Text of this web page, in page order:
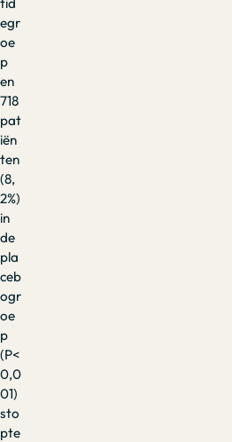
tid
egr
oe
p
en
718
pat
iën
ten
(8,
2%)
in
de
pla
ceb
ogr
oe
p
(P<
0,0
01)
sto
pte